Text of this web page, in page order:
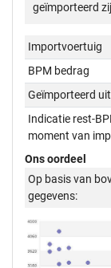
geïmporteerd
Importvoertuig
BPM bedrag
Geïmporteerd uit
Indicatie rest-
moment van
Ons oordeel
Op basis van
gegevens: